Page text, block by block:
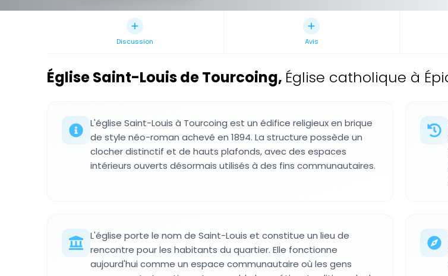
Discussion Avis
Église Saint-Louis de Tourcoing, Église catholique à
L'église Saint-Louis à Tourcoing est un édifice religieux en brique
de style néo-roman achevé en 1894. La structure possède un
clocher distinctif et de hauts plafonds, avec des espaces
intérieurs ouverts désormais utilisés à des fins communautaires.
L'église porte le nom de Saint-Louis et constitue un lieu de
rencontre pour les habitants du quartier. Elle fonctionne
aujourd'hui comme un espace communautaire où les gens